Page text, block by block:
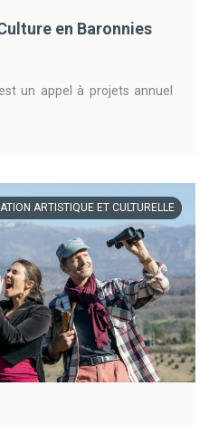
en Baronnies
un appel à projets annuel
ARTISTIQUE ET CULTURELLE